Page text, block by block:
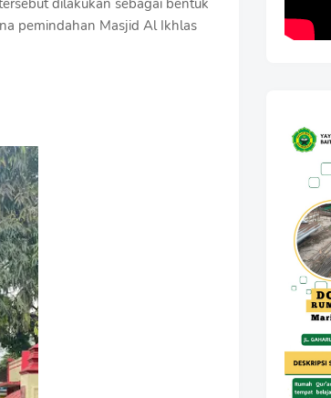
dilakukan sebagai bentuk
pemindahan Masjid Al Ikhlas